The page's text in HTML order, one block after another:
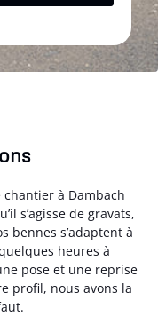
chantier à Dambach
s’agisse de gravats,
bennes s’adaptent à
heures à
pose et une reprise
profil, nous avons la